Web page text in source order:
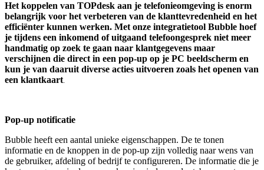
Het koppelen van TOPdesk aan je telefonieomgeving is enorm
belangrijk voor het verbeteren van de klanttevredenheid en het
efficiënter kunnen werken. Met onze integratietool Bubble hoef
je tijdens een inkomend of uitgaand telefoongesprek niet meer
handmatig op zoek te gaan naar klantgegevens maar
verschijnen die direct in een pop-up op je PC beeldscherm en
kun je van daaruit diverse acties uitvoeren zoals het openen van
een klantkaart.
Pop-up notificatie
Bubble heeft een aantal unieke eigenschappen. De te tonen
informatie en de knoppen in de pop-up zijn volledig naar wens van
de gebruiker, afdeling of bedrijf te configureren. De informatie die je